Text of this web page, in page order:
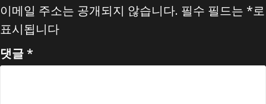
이메일 주소는 공개되지 않습니다. 필수 필드는 *로
표시됩니다
댓글*